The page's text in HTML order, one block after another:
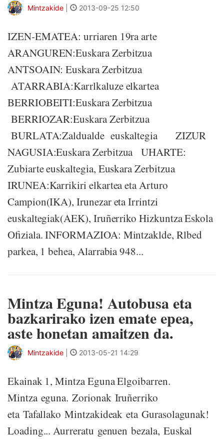
Mintzakide 2013-09-25 12:50
IZEN-EMATEA: urriaren 19ra arte
ARANGUREN:Euskara Zerbitzua
ANTSOAIN: Euskara Zerbitzua
ATARRABIA:Karrlkaluze elkartea
BERRIOBEITI:Euskara Zerbitzua
BERRIOZAR:Euskara Zerbitzua
BURLATA:Zaldualde euskaltegia ZIZUR
NAGUSIA:Euskara Zerbitzua UHARTE:
Zubiarte euskaltegia, Euskara Zerbitzua
IRUNEA:Karrikiri elkartea eta Arturo
Campion(IKA), Irunezar eta Irrintzi
euskaltegiak(AEK), Iruñerriko Hizkuntza Eskola
Ofiziala. INFORMAZIOA: Mintzaklde, Rlbed
parkea, 1 behea, Alarrabia 948...
Mintza Eguna! Autobusa eta
bazkarirako izen emate epea,
aste honetan amaitzen da.
Mintzakide 2013-05-21 14:29
Ekainak 1, Mintza Eguna Elgoibarren.
Mintza eguna. Zorionak Iruñerriko
eta Tafallako Mintzakideak eta Gurasolagunak!
Loading... Aurreratu genuen bezala, Euskal